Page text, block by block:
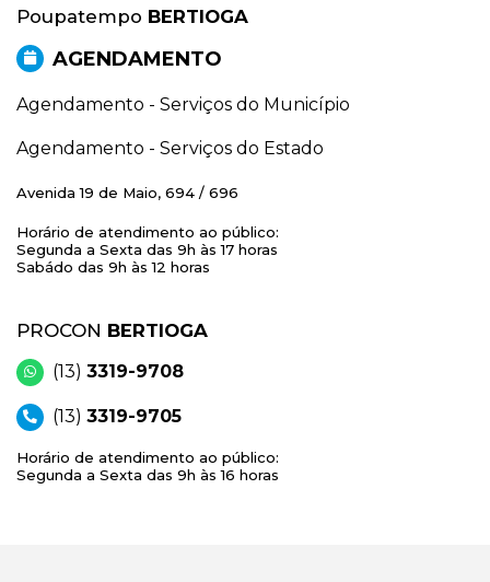
Poupatempo BERTIOGA
AGENDAMENTO
Agendamento - Serviços do Município
Agendamento - Serviços do Estado
Avenida 19 de Maio, 694 / 696
Horário de atendimento ao público:
Segunda a Sexta das 9h às 17 horas
Sabádo das 9h às 12 horas
PROCON BERTIOGA
(13) 3319-9708
(13) 3319-9705
Horário de atendimento ao público:
Segunda a Sexta das 9h às 16 horas